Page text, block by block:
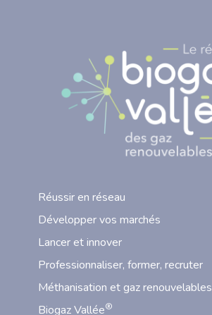
Réussir en réseau
Développer vos marchés
Lancer et innover
Professionnaliser, former, recruter
Méthanisation et gaz renouvelables
Biogaz Vallée®